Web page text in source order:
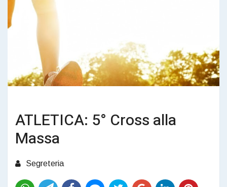
ATLETICA: 5° Cross alla
Massa
Segreteria